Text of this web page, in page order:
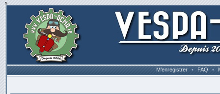
s
M’enregistrer • FAQ •